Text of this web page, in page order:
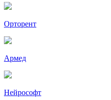
Орторент
Армед
Нейрософт